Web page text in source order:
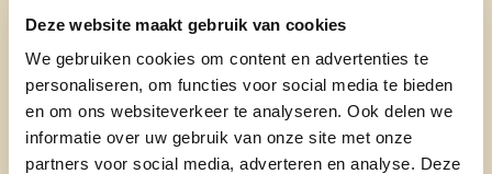
Deze website maakt gebruik van cookies
We gebruiken cookies om content en advertenties te
personaliseren, om functies voor social media te bieden
en om ons websiteverkeer te analyseren. Ook delen we
informatie over uw gebruik van onze site met onze
partners voor social media, adverteren en analyse. Deze
lees meer
3680_OPOETEREN
3680_REALISATIE2025_2030
3680_REALISATIEVEILIG